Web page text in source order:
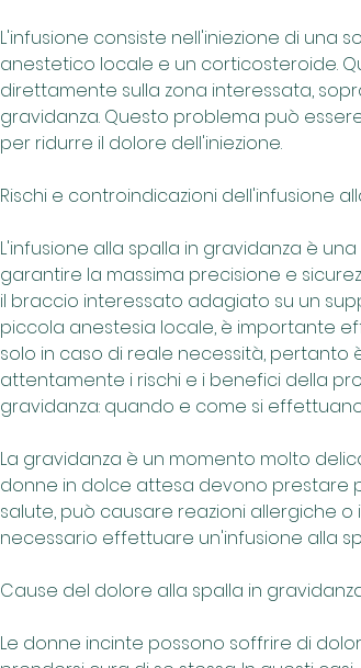
L'infusione consiste nell'iniezione di una
anestetico locale e un corticosteroide.
direttamente sulla zona interessata,
gravidanza. Questo problema può
per ridurre il dolore dell'iniezione.
Rischi e controindicazioni dell'infusione
L'infusione alla spalla in gravidanza è
garantire la massima precisione e
il braccio interessato adagiato su un
piccola anestesia locale, è importante
solo in caso di reale necessità, pertanto
attentamente i rischi e i benefici della
gravidanza: quando e come si
La gravidanza è un momento molto
donne in dolce attesa devono prestare
salute, può causare reazioni allergiche o
necessario effettuare un'infusione alla
Cause del dolore alla spalla in
Le donne incinte possono soffrire di